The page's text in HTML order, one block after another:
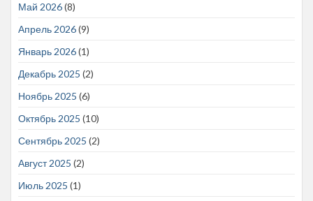
Май 2026(8)
Апрель 2026(9)
Январь 2026(1)
Декабрь 2025 (2)
Ноябрь 2025 (6)
Октябрь 2025 (10)
Сентябрь 2025 (2)
Август 2025 (2)
Июль 2025 (1)